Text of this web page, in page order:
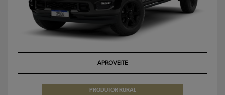
APROVEITE
PRODUTOR RURAL